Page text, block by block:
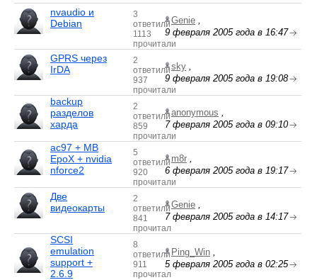
nvaudio и
Debian
3
ответили
1113
прочитали
Genie ,
9 февраля 2005 года в 16:47
GPRS через
IrDA
2
ответили
937
прочитали
sky ,
9 февраля 2005 года в 19:08
backup
разделов
харда
2
ответили
859
прочитали
anonymous ,
7 февраля 2005 года в 09:10
ac97 + MB
EpoX + nvidia
nforce2
5
ответили
920
прочитали
m8r ,
6 февраля 2005 года в 19:17
Две
видеокарты
2
ответили
841
прочитал
Genie ,
7 февраля 2005 года в 14:17
SCSI
emulation
support +
2.6.9
8
ответили
911
прочитал
Ping_Win ,
5 февраля 2005 года в 02:25